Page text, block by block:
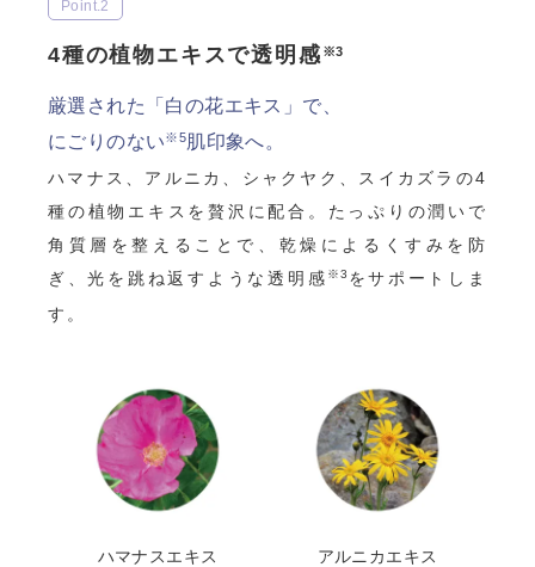
Point.2
4種の植物エキスで透明感※3
厳選された「白の花エキス」で、
にごりのない※5 肌印象へ。
ハマナス、アルニカ、シャクヤク、スイカズラの4
種の植物エキスを贅沢に配合。たっぷりの潤いで
角質層を整えることで、乾燥によるくすみを防
ぎ、光を跳ね返すような透明感 ※3 をサポートしま
す。
ハマナスエキス アルニカエキス